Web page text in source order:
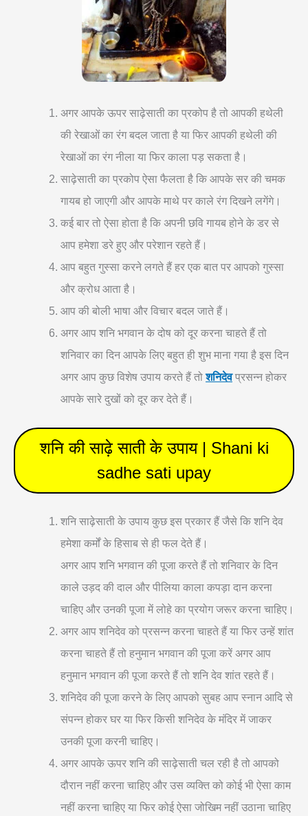
अगर आपके ऊपर साढ़ेसाती का प्रकोप है तो आपकी हथेली
की रेखाओं का रंग बदल जाता है या फिर आपकी हथेली की
रेखाओं का रंग नीला या फिर काला पड़ सकता है।
साढ़ेसाती का प्रकोप ऐसा फैलता है कि आपके सर की चमक
गायब हो जाएगी और आपके माथे पर काले रंग दिखने लगेंगे।
कई बार तो ऐसा होता है कि अपनी छवि गायब होने के डर से
आप हमेशा डरे हुए और परेशान रहते हैं।
आप बहुत गुस्सा करने लगते हैं हर एक बात पर आपको गुस्सा
और क्रोध आता है।
आप की बोली भाषा और विचार बदल जाते हैं।
अगर आप शनि भगवान के दोष को दूर करना चाहते हैं तो
शनिवार का दिन आपके लिए बहुत ही शुभ माना गया है इस दिन
अगर आप कुछ विशेष उपाय करते हैं तोशनिदेवप्रसन्न होकर
आपके सारे दुखों को दूर कर देते हैं।
शनि की साढ़े साती के उपाय | Shani ki
sadhe sati upay
शनि साढ़ेसाती के उपाय कुछ इस प्रकार हैं जैसे कि शनि देव
हमेशा कर्मों के हिसाब से ही फल देते हैं।
अगर आप शनि भगवान की पूजा करते हैं तो शनिवार के दिन
काले उड़द की दाल और पीलिया काला कपड़ा दान करना
चाहिए और उनकी पूजा में लोहे का प्रयोग जरूर करना चाहिए।
अगर आप शनिदेव को प्रसन्न करना चाहते हैं या फिर उन्हें शांत
करना चाहते हैं तो हनुमान भगवान की पूजा करें अगर आप
हनुमान भगवान की पूजा करते हैं तो शनि देव शांत रहते हैं।
शनिदेव की पूजा करने के लिए आपको सुबह आप स्नान आदि से
संपन्न होकर घर या फिर किसी शनिदेव के मंदिर में जाकर
उनकी पूजा करनी चाहिए।
अगर आपके ऊपर शनि की साढ़ेसाती चल रही है तो आपको
दौरान नहीं करना चाहिए और उस व्यक्ति को कोई भी ऐसा काम
नहीं करना चाहिए या फिर कोई ऐसा जोखिम नहीं उठाना चाहिए